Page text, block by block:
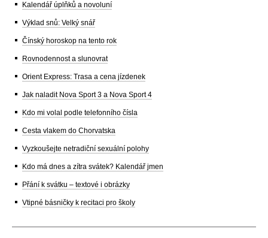
Kalendář úplňků a novoluní
Výklad snů: Velký snář
Čínský horoskop na tento rok
Rovnodennost a slunovrat
Orient Express: Trasa a cena jízdenek
Jak naladit Nova Sport 3 a Nova Sport 4
Kdo mi volal podle telefonního čísla
Cesta vlakem do Chorvatska
Vyzkoušejte netradiční sexuální polohy
Kdo má dnes a zítra svátek? Kalendář jmen
Přání k svátku – textové i obrázky
Vtipné básničky k recitaci pro školy